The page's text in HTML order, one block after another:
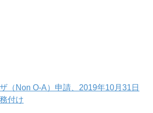
（Non O-A）申請、2019年10月31日
付け